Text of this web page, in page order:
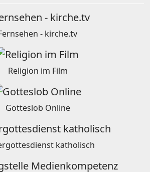
- kirche.tv
Religion im Film
Gotteslob Online
katholisch